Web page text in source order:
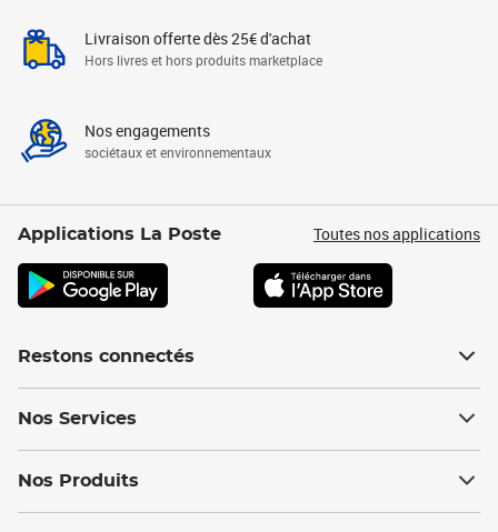
Livraison offerte dès 25€ d'achat
Hors livres et hors produits marketplace
Nos engagements
sociétaux et environnementaux
Applications La Poste Toutes nos applications
Restons connectés
Nos Services
Nos Produits